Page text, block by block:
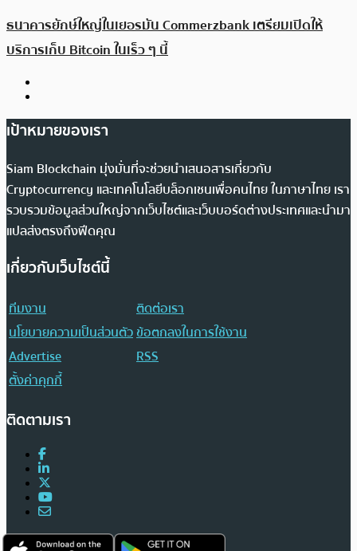
ธนาคารยักษ์ใหญ่ในเยอรมัน Commerzbank เตรียมเปิดให้
บริการเก็บ Bitcoin ในเร็ว ๆ นี้
เป้าหมายของเรา
Siam Blockchain มุ่งมั่นที่จะช่วยนำเสนอสารเกี่ยวกับ
Cryptocurrency และเทคโนโลยีบล็อกเชนเพื่อคนไทย ในภาษาไทย เรา
รวบรวมข้อมูลส่วนใหญ่จากเว็บไซต์และเว็บบอร์ดต่างประเทศและนำมา
แปลส่งตรงถึงฟีดคุณ
เกี่ยวกับเว็บไซต์นี้
ทีมงาน
ติดต่อเรา
นโยบายความเป็นส่วนตัวข้อตกลงในการใช้งาน
Advertise
RSS
ตั้งค่าคุกกี้
ติดตามเรา